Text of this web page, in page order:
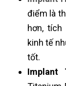
điểm là
hơn,
kinh tế
tốt.
Implant